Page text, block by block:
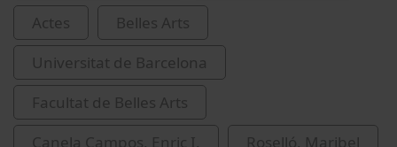
Actes
Belles Arts
Universitat de Barcelona
Facultat de Belles Arts
Canela Campos, Enric I.
Roselló, Maribel